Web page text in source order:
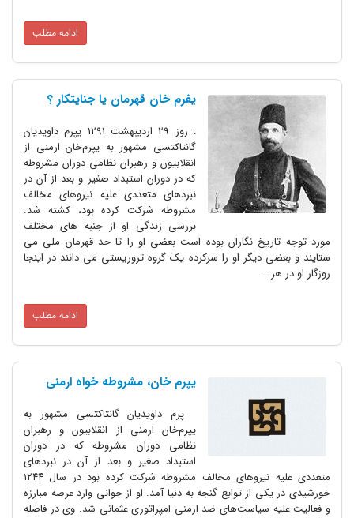
یفرم خان قهرمان یا جنایتکار ؟
: روز 29 اردیبهشت 1291 یپرم داویدیان
گانتاکتسی مشهور به یپرم‌خان ارمنی از
انقلابیون و رهبران نظامی دوران مشروطه
که در دوران استبداد صغیر و بعد از آن در
نبردهای متعددی علیه نیروهای مخالف
مشروطه شرکت کرده بود، کشته شد.
بررسی زندگی او از جنبه های مختلف
نگاران بوده است بعضی او را تا حد قهرمان ملی می
دیگر او را سرکرده یک گروه تروریستی می دانند در اینجا
یپرم خان، مشروطه خواه ارمنی
پرم داویدیان گانتاکتسی مشهور به
یپرم‌خان ارمنی از انقلابیون و رهبران
نظامی دوران مشروطه که در دوران
استبداد صغیر و بعد از آن در نبردهای
متعددی علیه نیروهای مخالف مشروطه شرکت کرده بود در سال ۱۲۴۴
از توابع گنجه به دنیا آمد. او از جوانی وارد عرصه مبارزه
سیاست‌های ضد ارمنی امپراتوری عثمانی شد. وی در فاصله